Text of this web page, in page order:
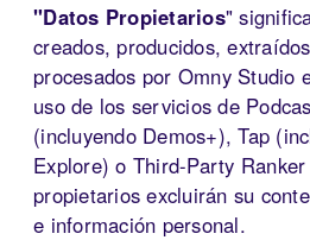
"Datos Propietarios"
creados, producidos,
procesados por Omny Studio
uso de los servicios de
(incluyendo Demos+), Tap
Explore) o Third-Party
propietarios excluirán su
e información personal.